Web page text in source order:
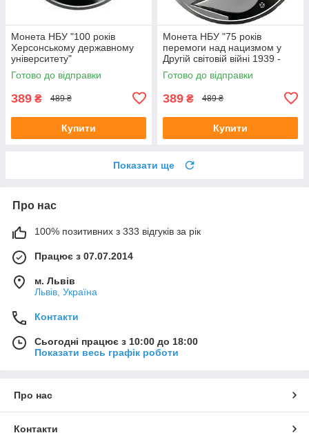
Монета НБУ "100 років
Херсонському державному
університету"
Готово до відправки
389 ₴ 489 ₴
Купити
Монета НБУ "75 років
перемоги над нацизмом у
Другій світовій війні 1939 -
1945 років"
Готово до відправки
389 ₴ 489 ₴
Купити
Показати ще
Про нас
100% позитивних з 333 відгуків за рік
Працює з 07.07.2014
м. Львів
Львів, Україна
Контакти
Сьогодні працює з 10:00 до 18:00
Показати весь графік роботи
Про нас
Контакти